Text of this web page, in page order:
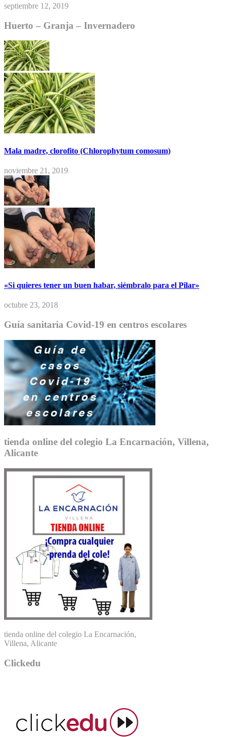
septiembre 12, 2019
Huerto – Granja – Invernadero
Mala madre, clorofito (Chlorophytum comosum)
noviembre 21, 2019
«Si quieres tener un buen habar, siémbralo para el Pilar»
octubre 23, 2018
Guía sanitaria Covid-19 en centros escolares
tienda online del colegio La Encarnación, Villena,
Alicante
tienda online del colegio La Encarnación,
Villena, Alicante
Clickedu